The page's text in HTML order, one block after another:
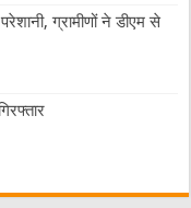
ग्रामीणों ने डीएम से